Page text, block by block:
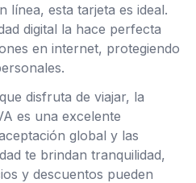
línea, esta tarjeta es ideal.
digital la hace perfecta
en internet, protegiendo
disfruta de viajar, la
es una excelente
global y las
te brindan tranquilidad,
y descuentos pueden